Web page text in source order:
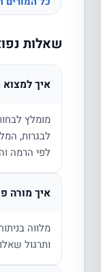
שאלות
איך למצוא
מומלץ
לבגרות,
לפי הרמה
איך מורה
מלווה
ותרגול